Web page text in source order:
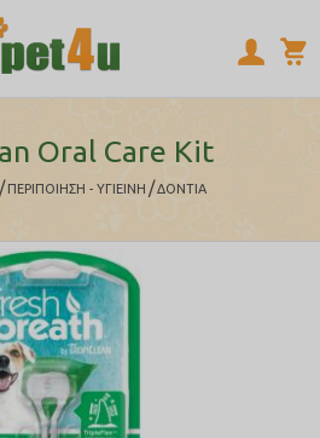
Oral Care Kit
/ ΠΕΡΙΠΟΙΗΣΗ - ΥΓΙΕΙΝΗ / ΔΟΝΤΙΑ